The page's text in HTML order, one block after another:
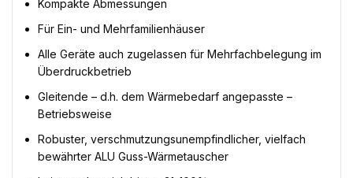
Kompakte Abmessungen
Für Ein- und Mehrfamilienhäuser
Alle Geräte auch zugelassen für Mehrfachbelegung im
Überdruckbetrieb
Gleitende – d.h. dem Wärmebedarf angepasste –
Betriebsweise
Robuster, verschmutzungsunempfindlicher, vielfach
bewährter ALU Guss-Wärmetauscher